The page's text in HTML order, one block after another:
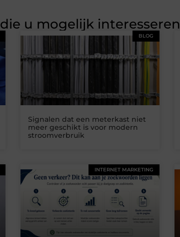
die u mogelijk interesseren
BLOG
Signalen dat een meterkast niet
meer geschikt is voor modern
stroomverbruik
INTERNET MARKETING